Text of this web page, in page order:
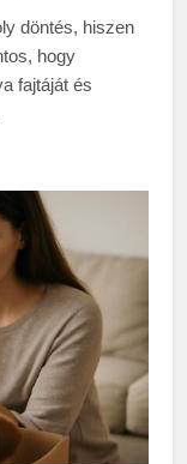
glettelni?
döntés, hiszen
hogy
fajtáját és